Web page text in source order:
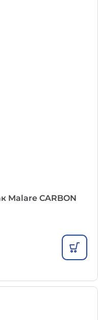
Malare CARBON